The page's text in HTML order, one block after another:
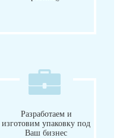
Разработаем и
изготовим упаковку под
Ваш бизнес